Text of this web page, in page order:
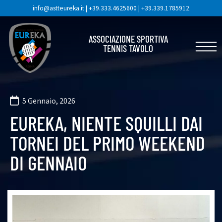
info@astteureka.it| +39.333.4625600 | +39.339.1785912
ASSOCIAZIONE SPORTIVA
TENNIS TAVOLO
5 Gennaio, 2026
EUREKA, NIENTE SQUILLI DAI
TORNEI DEL PRIMO WEEKEND
DI GENNAIO